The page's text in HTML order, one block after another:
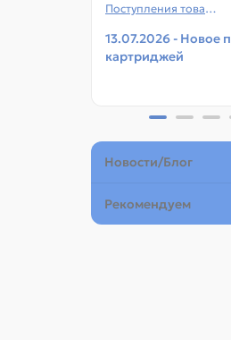
Поступления товаров
13.07.2026 - Новое
картриджей
Новости/Блог
Рекомендуем